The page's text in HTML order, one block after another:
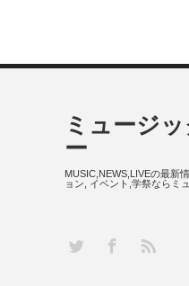
ミュージ
ー
MUSIC,NEWS,LIVEの最新
ョン, イベント,学祭ならミ
Twitter Facebook
RSS